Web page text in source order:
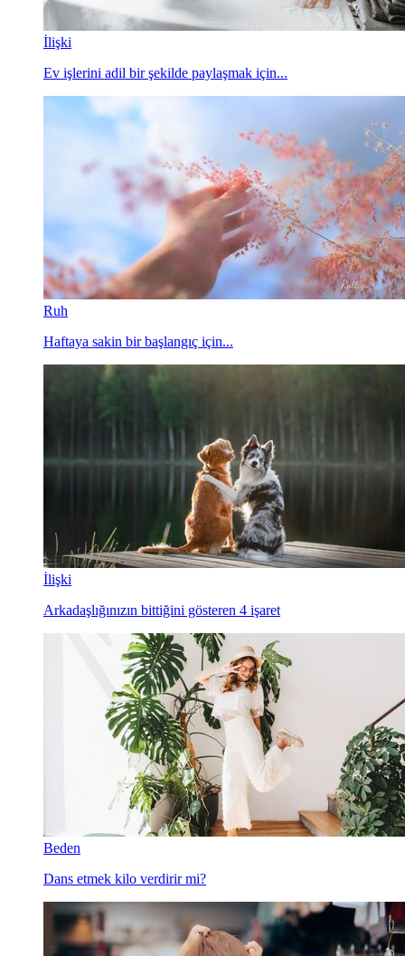
İlişki
Ev işlerini adil bir şekilde paylaşmak için...
Ruh
Haftaya sakin bir başlangıç için...
İlişki
Arkadaşlığınızın bittiğini gösteren 4 işaret
Beden
Dans etmek kilo verdirir mi?